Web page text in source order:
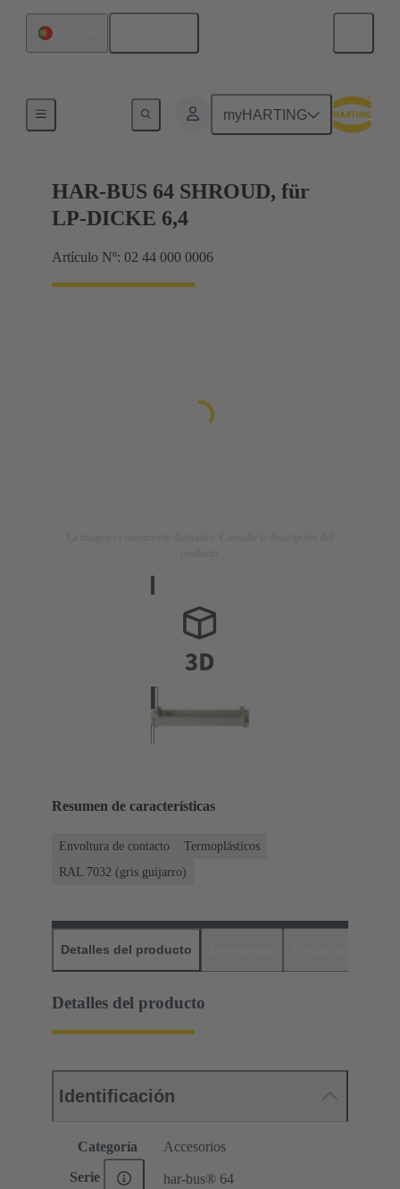
myHARTING
Terminación de placa madre a tarjeta hija
HAR-BUS 64 SHROUD, für
LP-DICKE 6,4
Artículo Nº: 02 44 000 0006
Resumen de características
Envoltura de contacto
Termoplásticos
RAL 7032 (gris guijarro)
Detalles del producto
Detalles del producto
Identificación
Categoría Accesorios
Serie har-bus® 64